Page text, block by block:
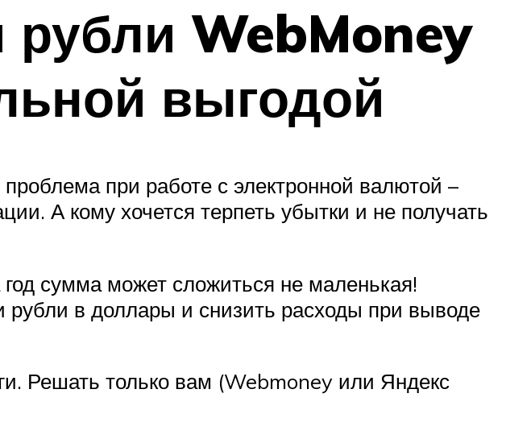
рубли WebMoney
выгодой
при работе с электронной валютой –
А кому хочется терпеть убытки и не получать
сумма может сложиться не маленькая!
рубли в доллары и снизить расходы при выводе
Решать только вам (Webmoney или Яндекс